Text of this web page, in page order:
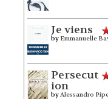
Je viens
by Emmanuelle
Persecut
ion
byAlessandro